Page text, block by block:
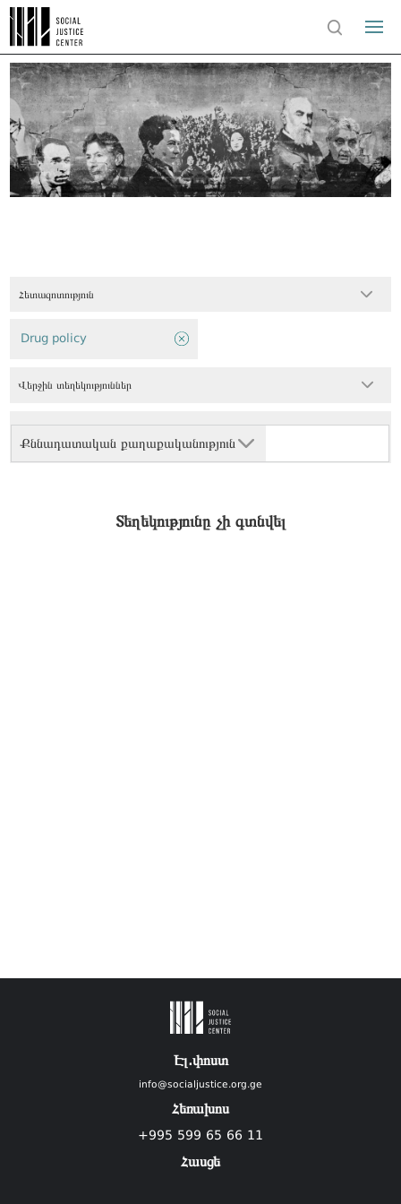
Հետազոտություն
Քննադատական քաղաքականություն
Drug policy
Վերջին տեղեկություններ
Տեղեկությունը չի գտնվել
Էլ.փոստ
info@socialjustice.org.ge
Հեռախոս
+995 599 65 66 11
Հասցե